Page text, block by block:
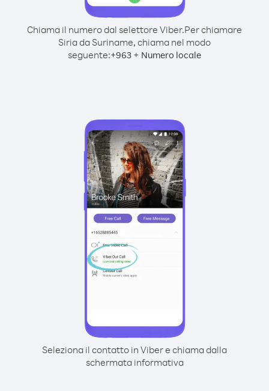
Chiama il numero dal selettore Viber.Per chiamare
Siria da Suriname, chiama nel modo
seguente:+963 + Numero locale
Seleziona il contatto in Viber e chiama dalla
schermata informativa